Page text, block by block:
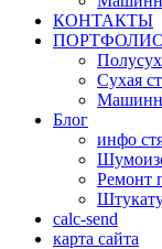
КОНТАКТЫ
Сухая
Блог
инфо
Ремонт
calc-send
карта сайта